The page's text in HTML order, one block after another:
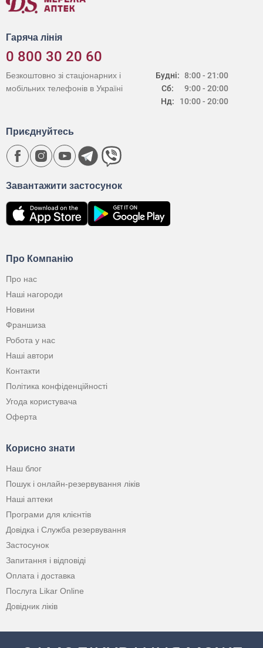
Гаряча лінія
0 800 30 20 60
Будні:
Сб:
Нд:
8:00 - 21:00
9:00 - 20:00
10:00 - 20:00
Безкоштовно зі стаціонарних і
мобільних телефонів в Україні
Про Компанію
Про нас
Наші нагороди
Новини
Франшиза
Робота у нас
Наші автори
Контакти
Політика конфіденційності
Угода користувача
Оферта
Корисно знати
Наш блог
Пошук і онлайн-резервування ліків
Наші аптеки
Програми для клієнтів
Довідка і Служба резервування
Застосунок
Запитання і відповіді
Оплата і доставка
Послуга Likar Online
Довідник ліків
Завантажити застосунок
Приєднуйтесь